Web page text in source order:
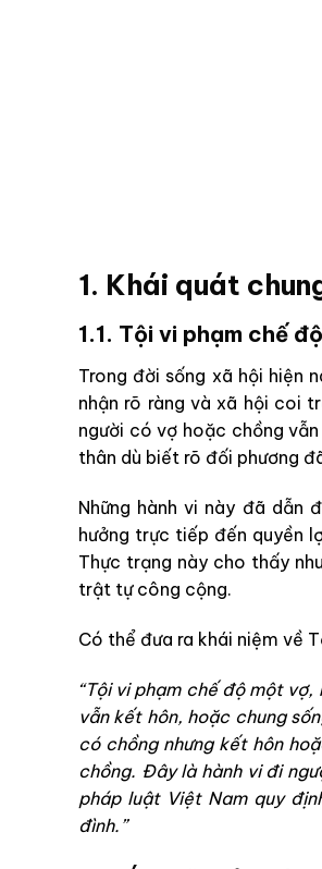
1. Khái quát
1.1. Tội vi phạm chế
Trong đời sống xã hội hiện
nhận rõ ràng và xã hội coi
người có vợ hoặc chồng
thân dù biết rõ đối phương
Những hành vi này đã dẫn
hưởng trực tiếp đến quyền
Thực trạng này cho thấy
trật tự công cộng.
Có thể đưa ra khái niệm về
“Tội vi phạm chế độ một
vẫn kết hôn, hoặc chung
có chồng nhưng kết hôn
chồng. Đây là hành vi đi
pháp luật Việt Nam quy
đình.”